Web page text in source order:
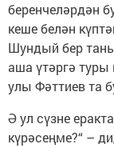
беренчеләрдән
кеше белән
Шундый бер
аша үтәргә туры
улы Фәттиев та
Ә ул сүзне
күрәсеңме?“ –